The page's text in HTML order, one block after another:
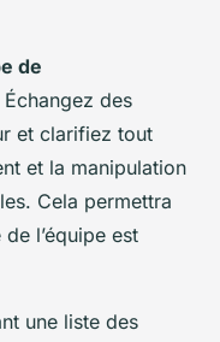
de
des
et clarifiez tout
et la manipulation
Cela permettra
l’équipe est
une liste des